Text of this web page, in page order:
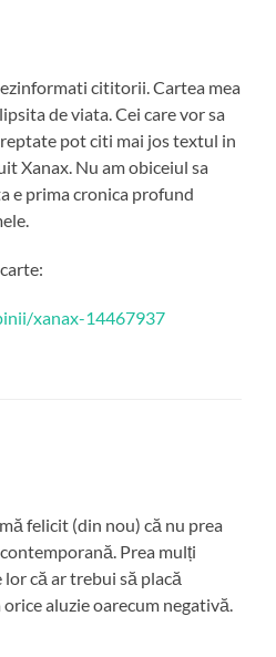
cititorii. Cartea mea
de viata. Cei care vor sa
pot citi mai jos textul in
Xanax. Nu am obiceiul sa
e prima cronica profund
xanax-14467937
felicit (din nou) că nu prea
Prea mulți
că ar trebui să placă
aluzie oarecum negativă.